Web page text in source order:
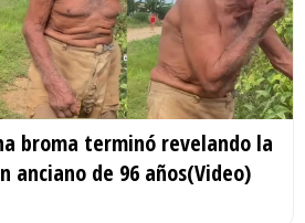
broma terminó revelando la
anciano de 96 años(Video)